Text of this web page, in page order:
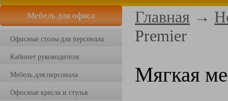
мебель
Мебель для офиса
Офисные столы для персонала
Кабинет руководителя
Мебель для персонала
Офисные кресла и стулья
Главная →
Premier
Мягкая